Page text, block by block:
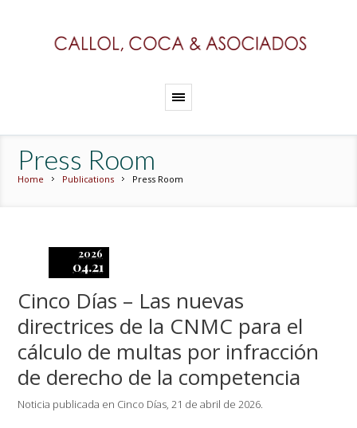
Press Room
Home Publications Press Room
2026
04.21
Cinco Días – Las nuevas
directrices de la CNMC para el
cálculo de multas por infracción
de derecho de la competencia
Noticia publicada en Cinco Días, 21 de abril de 2026.